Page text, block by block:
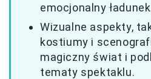
emocjonalny
Wizualne aspekty,
kostiumy i
magiczny świat i
tematy spektaklu.